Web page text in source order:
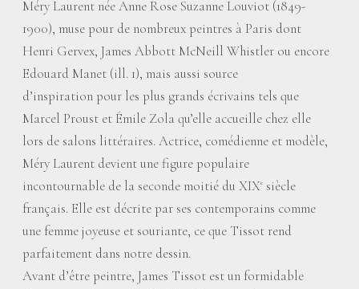
Méry Laurent née Anne Rose Suzanne Louviot (1849-
1900), muse pour de nombreux peintres à Paris dont
Henri Gervex, James Abbott McNeill Whistler ou encore
Edouard Manet (ill. 1), mais aussi source
d’inspiration pour les plus grands écrivains tels que
Marcel Proust et Émile Zola qu’elle accueille chez elle
lors de salons littéraires. Actrice, comédienne et modèle,
Méry Laurent devient une figure populaire
incontournable de la seconde moitié du XIXe siècle
français. Elle est décrite par ses contemporains comme
une femme joyeuse et souriante, ce que Tissot rend
parfaitement dans notre dessin.
Avant d’être peintre, James Tissot est un formidable